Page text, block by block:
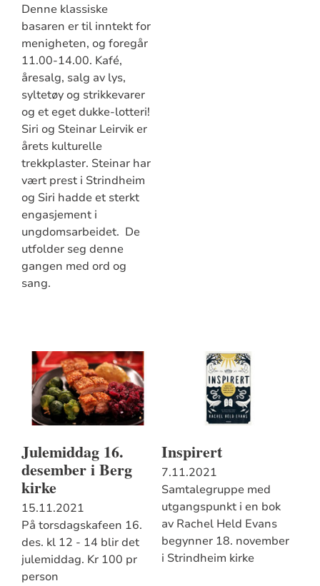
Denne klassiske
basaren er til inntekt for
menigheten, og foregår
11.00-14.00. Kafé,
åresalg, salg av lys,
syltetøy og strikkevarer
og et eget dukke-lotteri!
Siri og Steinar Leirvik er
årets kulturelle
trekkplaster. Steinar har
vært prest i Strindheim
og Siri hadde et sterkt
engasjement i
ungdomsarbeidet. De
utfolder seg denne
gangen med ord og
sang.
Julemiddag 16.
desember i Berg
kirke
15.11.2021
På torsdagskafeen 16.
des. kl 12 - 14 blir det
julemiddag. Kr 100 pr
person
Inspirert
7.11.2021
Samtalegruppe med
utgangspunkt i en bok
av Rachel Held Evans
begynner 18. november
i Strindheim kirke